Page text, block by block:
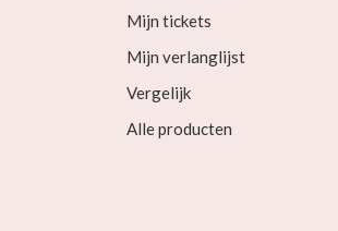
Mijn tickets
Mijn verlanglijst
Vergelijk
Alle producten